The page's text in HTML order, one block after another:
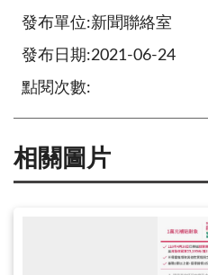
發布單位:新聞聯絡室
發布日期:2021-06-24
點閱次數:
相關圖片